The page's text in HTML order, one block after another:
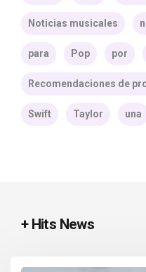
Noticias musicales
para Pop por
Recomendaciones de
Swift Taylor una
+ Hits News